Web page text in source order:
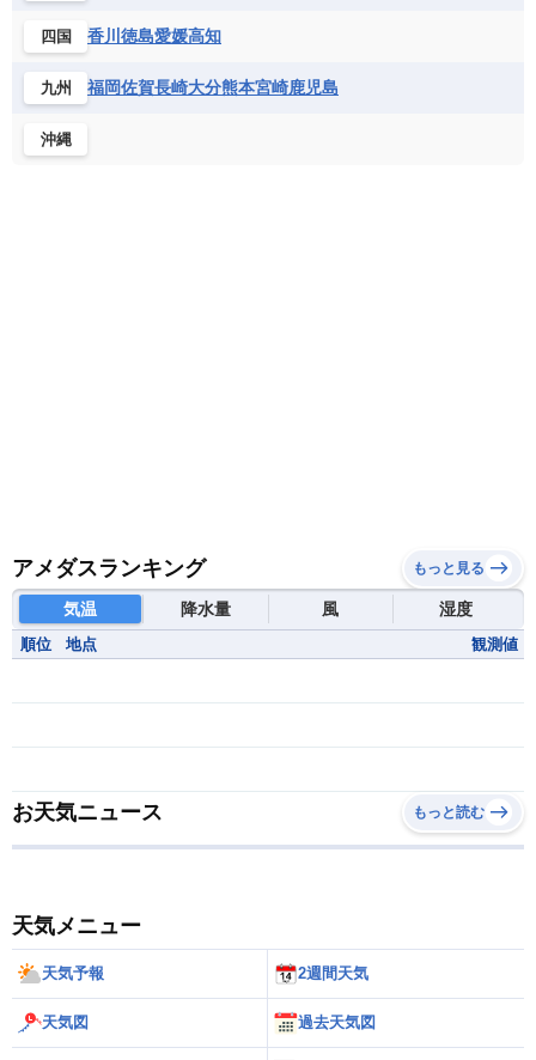
フランス領ギアナ
ベネズエラ
ベリーズ
ボリビア
メキシコ
チュニジア
ナミビア
ニジェール
ブルキナファソ
マダガスカル
四国 香川 徳島愛媛高知
九州 福岡佐賀長崎大分熊本宮崎鹿児島
沖縄
アメダスランキング もっと見る
気温 降水量 風 湿度
順位 地点 観測値
お天気ニュース もっと読む
天気メニュー
天気予報 2週間天気
天気図 過去天気図